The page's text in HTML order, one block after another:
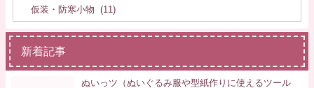
新着記事
ぬいっツ（ぬいぐるみ服や型紙作りに使えるツール